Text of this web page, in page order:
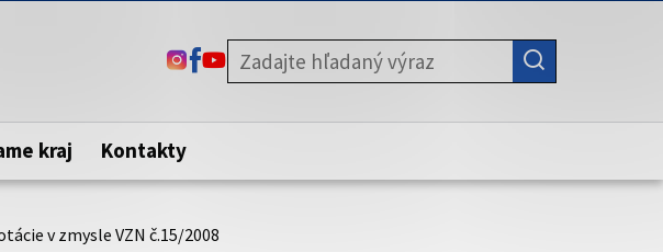
je zabezpečená
webovú stránku. Zabezpečená stránka vždy začína
názvom domény webového sídla.
ODKAZ SA OTVORÍ NA NOVEJ KARTE
ODKAZ SA OTVORÍ NA NOVEJ KARTE
ODKAZ SA OTVORÍ NA NOVEJ KARTE
kraj Kontakty
v zmysle VZN č.15/2008